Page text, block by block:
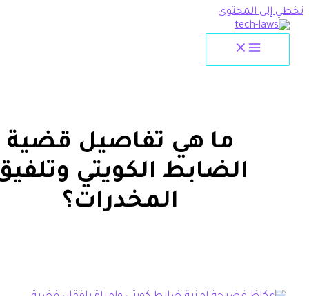
ما هي تفاصيل قضية
الضابط الكويتي وتلفيق
المخدرات؟